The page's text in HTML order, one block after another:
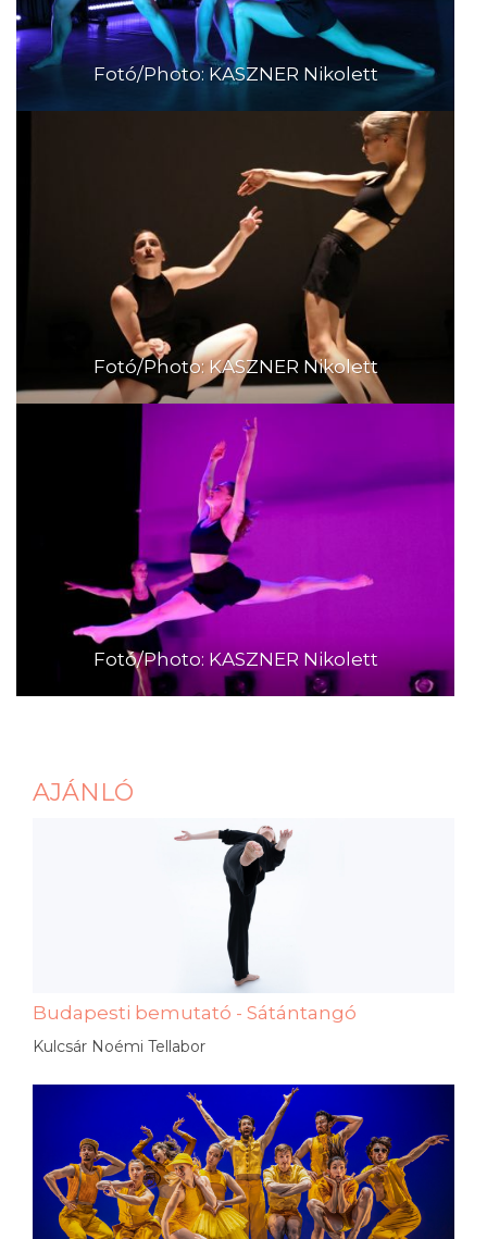
Fotó/Photo: KASZNER Nikolett
Fotó/Photo: KASZNER Nikolett
Fotó/Photo: KASZNER Nikolett
AJÁNLÓ
Budapesti bemutató - Sátántangó
Kulcsár Noémi Tellabor